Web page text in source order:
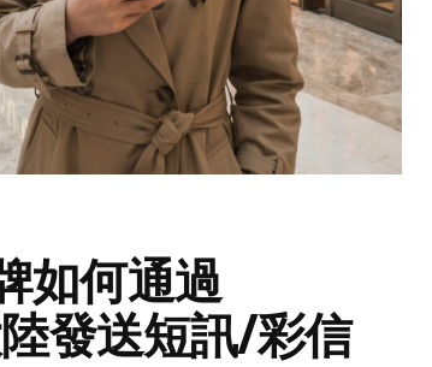
如何通過
發送短訊/彩信